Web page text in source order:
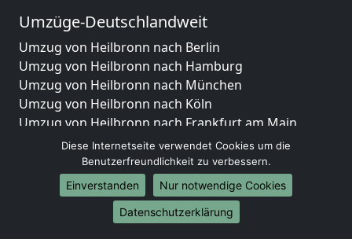
Umzüge-Deutschlandweit
Umzug von Heilbronn nach Berlin
Umzug von Heilbronn nach Hamburg
Umzug von Heilbronn nach München
Umzug von Heilbronn nach Köln
Umzug von Heilbronn nach Frankfurt am Main
Umzug von Heilbronn nach Stuttgart
Umzug von Heilbronn nach Düsseldorf
Umzug von Heilbronn nach Leipzig
Umzug von Heilbronn nach Dortmund
Umzug von Heilbronn nach Essen
Diese Internetseite verwendet Cookies um die
Benutzerfreundlichkeit zu verbessern.
Einverstanden
Nur notwendige Cookies
Datenschutzerklärung